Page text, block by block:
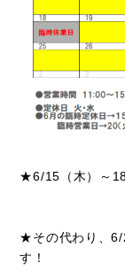
★6/15（木）～18
★その代わり、6/
す！